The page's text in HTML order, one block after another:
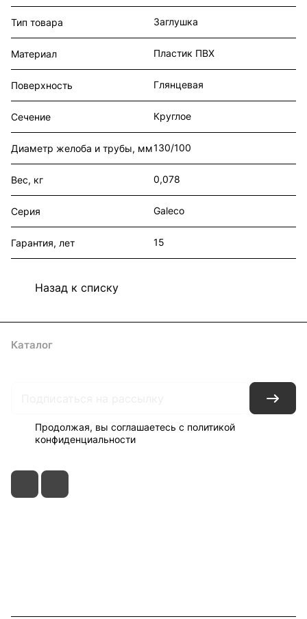
Тип товара Заглушка
Материал Пластик ПВХ
Поверхность Глянцевая
Сечение Круглое
Диаметр желоба и трубы, мм130/100
Вес, кг 0,078
Серия Galeco
Гарантия, лет 15
Назад к списку
Каталог
Продолжая, вы соглашаетесь с политикой
конфиденциальности